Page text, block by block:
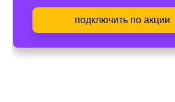
подключить по акции